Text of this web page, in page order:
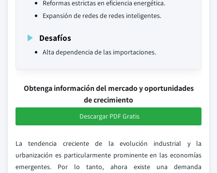
Reformas estrictas en eficiencia energética.
Expansión de redes de redes inteligentes.
Desafíos
Alta dependencia de las importaciones.
Obtenga información del mercado y oportunidades
de crecimiento
Descargar PDF Gratis
La tendencia creciente de la evolución industrial y la
urbanización es particularmente prominente en las economías
emergentes. Por lo tanto, ahora existe una demanda